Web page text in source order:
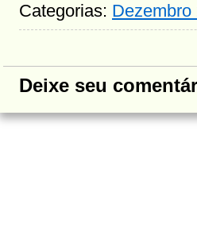
Categorias: Dezembro
Deixe seu